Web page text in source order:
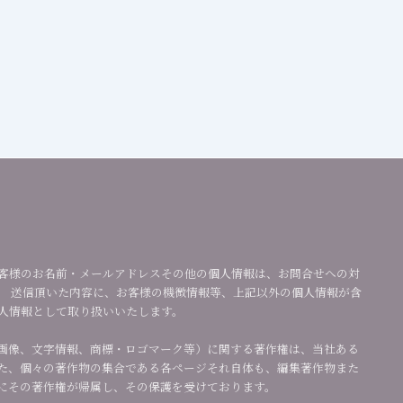
様のお名前・メールアドレスその他の個人情報は、お問合せへの対
送信頂いた内容に、お客様の機微情報等、上記以外の個人情報が含
報として取り扱いいたします。
像、文字情報、商標・ロゴマーク等）に関する著作権は、当社ある
、個々の著作物の集合である各ページそれ自体も、編集著作物また
の著作権が帰属し、その保護を受けております。